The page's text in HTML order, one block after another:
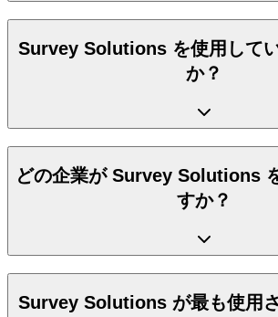
Survey Solutions を使用して
か？
どの企業が Survey Solutions
すか？
Survey Solutions が最も使用